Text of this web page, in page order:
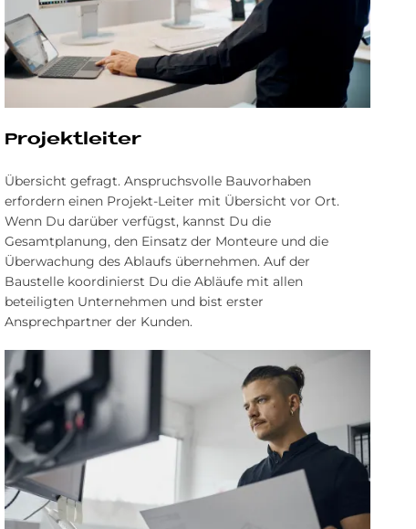
Pro­jekt­lei­ter
Übersicht gefragt. Anspruchsvolle Bauvorhaben
erfordern einen Projekt-Leiter mit Übersicht vor Ort.
Wenn Du darüber verfügst, kannst Du die
Gesamtplanung, den Einsatz der Monteure und die
Überwachung des Ablaufs übernehmen. Auf der
Baustelle koordinierst Du die Abläufe mit allen
beteiligten Unternehmen und bist erster
Ansprechpartner der Kunden.